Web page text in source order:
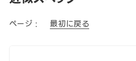
ページ : 最初に戻る